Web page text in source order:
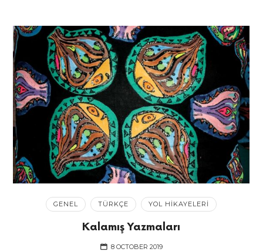
GENEL TÜRKÇE YOL HIKAYELERI
Kalamış Yazmaları
8 OCTOBER 2019